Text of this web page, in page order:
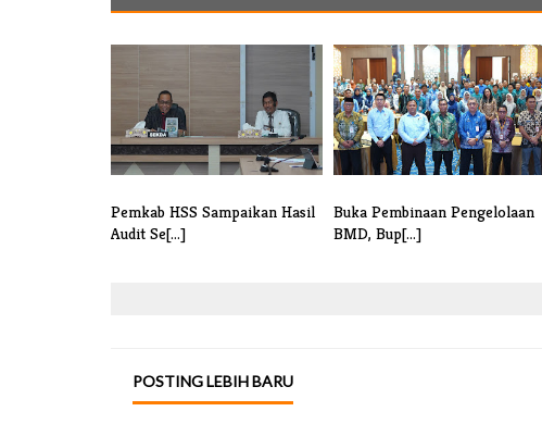
Pemkab HSS Sampaikan Hasil
Audit Se[...]
Buka Pembinaan Pengelolaan
BMD, Bup[...]
POSTING LEBIH BARU